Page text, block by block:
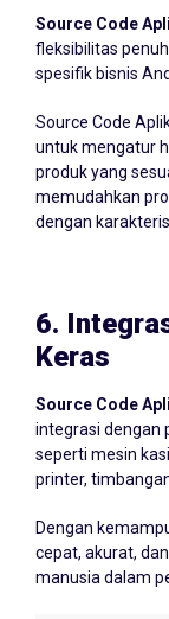
Source Code
fleksibilitas
spesifik bisnis
Source Code
untuk mengatur
produk yang
memudahkan
dengan
6.
Keras
Source Code
integrasi dengan
seperti mesin
printer,
Dengan
cepat, akurat,
manusia dalam